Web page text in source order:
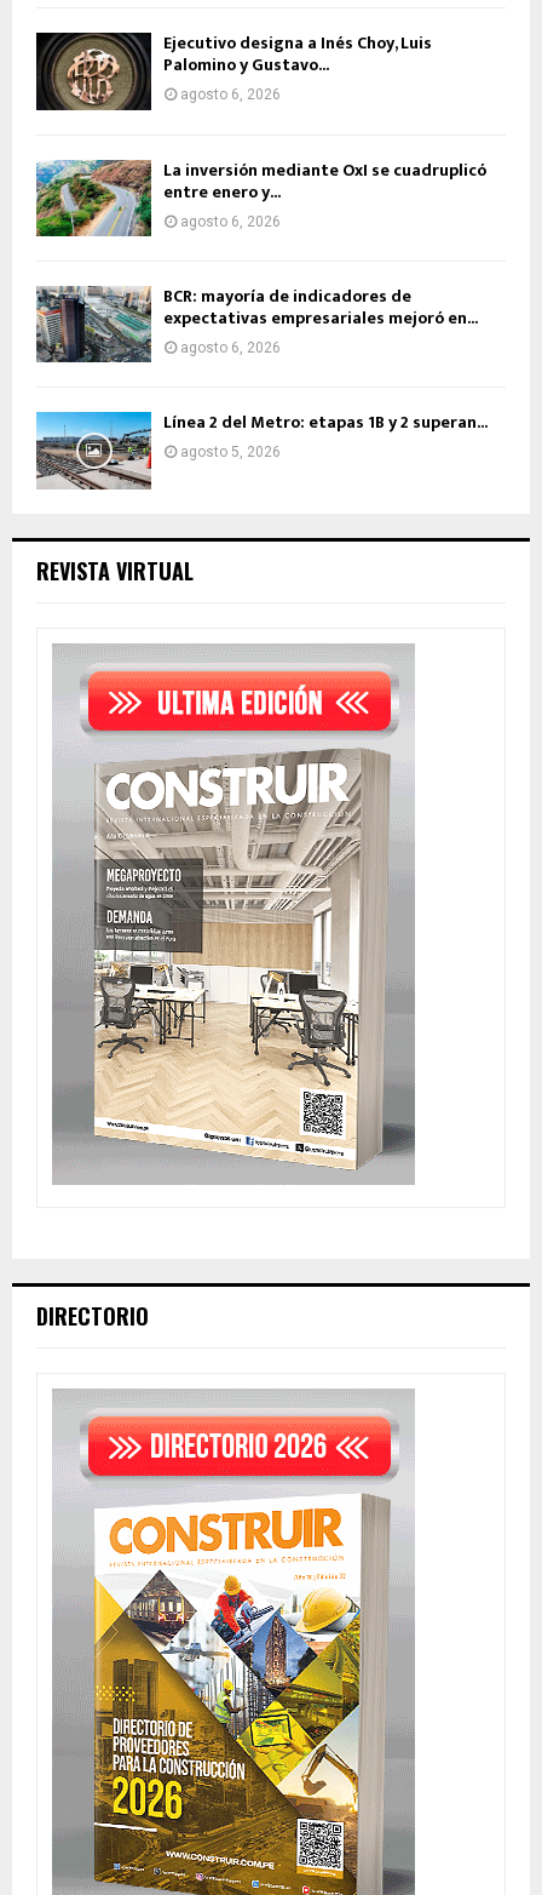
Ejecutivo designa a Inés Choy, Luis
Palomino y Gustavo...
agosto 6, 2026
La inversión mediante OxI se cuadruplicó
entre enero y...
agosto 6, 2026
BCR: mayoría de indicadores de
expectativas empresariales mejoró en...
agosto 6, 2026
Línea 2 del Metro: etapas 1B y 2 superan...
agosto 5, 2026
REVISTA VIRTUAL
DIRECTORIO